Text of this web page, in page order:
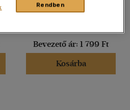
Bevezető ár: 1 799 Ft
Kosárba
Rendben